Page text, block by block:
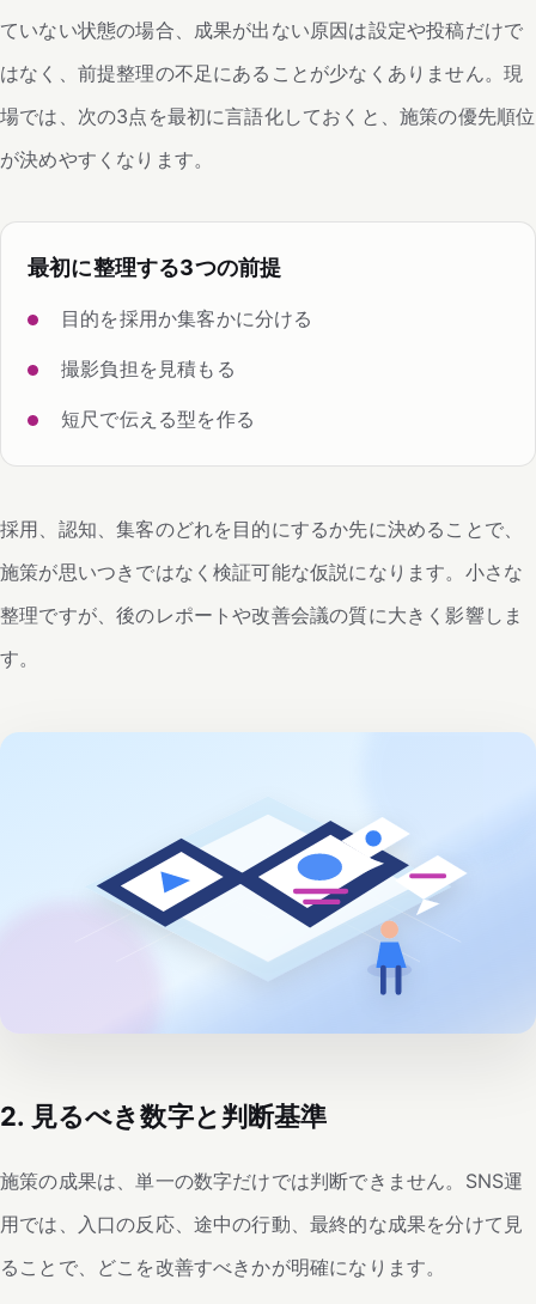
ていない状態の場合、成果が出ない原因は設定や投稿だけで
はなく、前提整理の不足にあることが少なくありません。現
場では、次の3点を最初に言語化しておくと、施策の優先順位
が決めやすくなります。
最初に整理する3つの前提
目的を採用か集客かに分ける
撮影負担を見積もる
短尺で伝える型を作る
採用、認知、集客のどれを目的にするか先に決めることで、
施策が思いつきではなく検証可能な仮説になります。小さな
整理ですが、後のレポートや改善会議の質に大きく影響しま
す。
2. 見るべき数字と判断基準
施策の成果は、単一の数字だけでは判断できません。SNS運
用では、入口の反応、途中の行動、最終的な成果を分けて見
ることで、どこを改善すべきかが明確になります。